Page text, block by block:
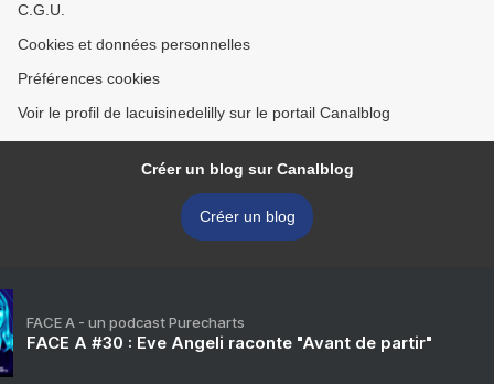
C.G.U.
Cookies et données personnelles
Préférences cookies
Voir le profil de lacuisinedelilly sur le portail Canalblog
Créer un blog sur Canalblog
Créer un blog
FACE A - un podcast Purecharts
FACE A #30 : Eve Angeli raconte "Avant de partir"